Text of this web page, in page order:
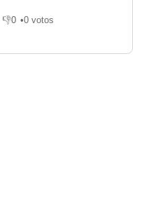
👎0
Não gosto
•0 votos